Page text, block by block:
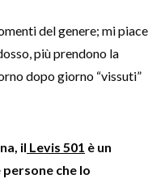
del genere; mi piace
più prendono la
dopo giorno “vissuti”
il Levis 501 è un
che lo